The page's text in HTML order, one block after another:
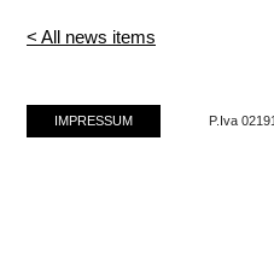
< All news items
IMPRESSUM P.Iva